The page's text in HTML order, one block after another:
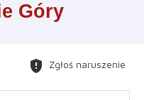
Góry
gpp_maybe Zgłoś naruszenie